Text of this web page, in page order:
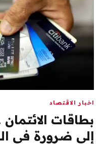
اخبار الاقتصاد
بطاقات
إلى ضرورة في